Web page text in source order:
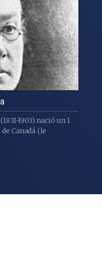
1903) nació un 1
Canadá (le